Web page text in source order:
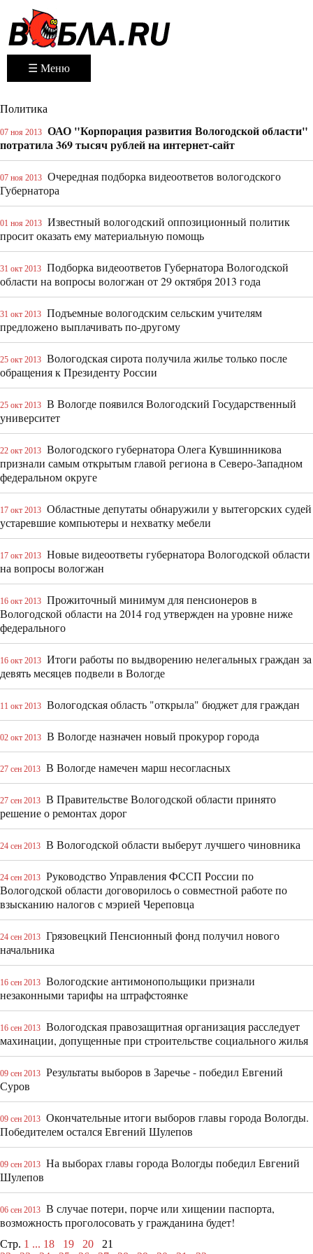
☰ Меню
Политика
07 ноя 2013 ОАО "Корпорация развития Вологодской области"
потратила 369 тысяч рублей на интернет-сайт
07 ноя 2013 Очередная подборка видеоответов вологодского
Губернатора
01 ноя 2013 Известный вологодский оппозиционный политик
просит оказать ему материальную помощь
31 окт 2013 Подборка видеоответов Губернатора Вологодской
области на вопросы вологжан от 29 октября 2013 года
31 окт 2013 Подъемные вологодским сельским учителям
предложено выплачивать по-другому
25 окт 2013 Вологодская сирота получила жилье только после
обращения к Президенту России
25 окт 2013 В Вологде появился Вологодский Государственный
университет
22 окт 2013 Вологодского губернатора Олега Кувшинникова
признали самым открытым главой региона в Северо-Западном
федеральном округе
17 окт 2013 Областные депутаты обнаружили у вытегорских судей
устаревшие компьютеры и нехватку мебели
17 окт 2013 Новые видеоответы губернатора Вологодской области
на вопросы вологжан
16 окт 2013 Прожиточный минимум для пенсионеров в
Вологодской области на 2014 год утвержден на уровне ниже
федерального
16 окт 2013 Итоги работы по выдворению нелегальных граждан за
девять месяцев подвели в Вологде
11 окт 2013 Вологодская область "открыла" бюджет для граждан
02 окт 2013 В Вологде назначен новый прокурор города
27 сен 2013 В Вологде намечен марш несогласных
27 сен 2013 В Правительстве Вологодской области принято
решение о ремонтах дорог
24 сен 2013 В Вологодской области выберут лучшего чиновника
24 сен 2013 Руководство Управления ФССП России по
Вологодской области договорилось о совместной работе по
взысканию налогов с мэрией Череповца
24 сен 2013 Грязовецкий Пенсионный фонд получил нового
начальника
16 сен 2013 Вологодские антимонопольщики признали
незаконными тарифы на штрафстоянке
16 сен 2013 Вологодская правозащитная организация расследует
махинации, допущенные при строительстве социального жилья
09 сен 2013 Результаты выборов в Заречье - победил Евгений
Суров
09 сен 2013 Окончательные итоги выборов главы города Вологды.
Победителем остался Евгений Шулепов
09 сен 2013 На выборах главы города Вологды победил Евгений
Шулепов
06 сен 2013 В случае потери, порче или хищении паспорта,
возможность проголосовать у гражданина будет!
Стр. 1 ... 18 19 20 21